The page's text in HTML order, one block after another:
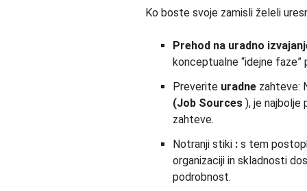
Ko boste svoje zamisli želeli
Prehod na uradno
konceptualne “idejne
Preverite uradne zahteve:
(Job Sources ), je najbolje
zahteve.
Notranji stiki : s tem
organizaciji in skladnosti
podrobnost.